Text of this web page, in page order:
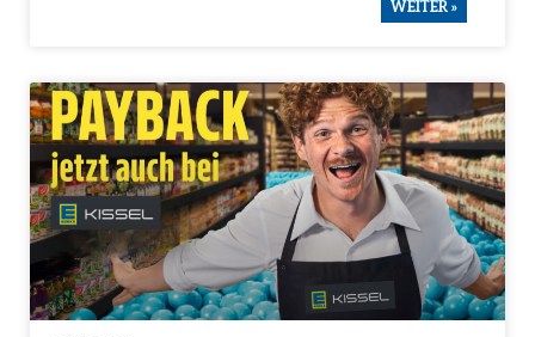
WEITER »